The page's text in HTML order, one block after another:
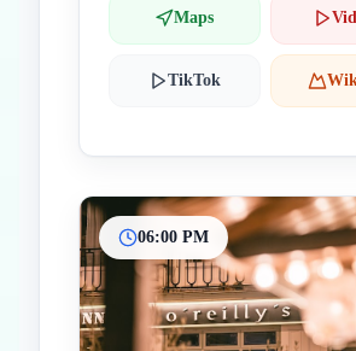
Maps
TikTok
06:00 PM